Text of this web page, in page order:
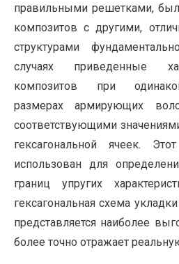
правильными решетками,
композитов с другими,
структурами
случаях приведенные
композитов при
размерах армирующих
соответствующими
гексагональной ячеек.
использован для
границ упругих
гексагональная схема
представляется наиболее
более точно отражает